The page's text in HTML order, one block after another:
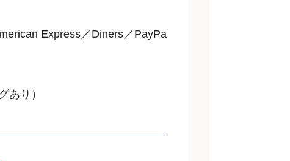
Express／Diners／PayPa
あり）